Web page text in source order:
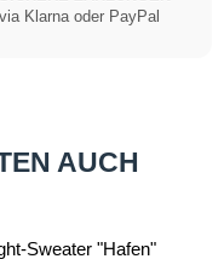
via Klarna oder PayPal
AUCH